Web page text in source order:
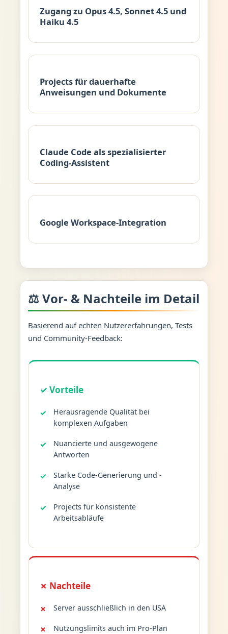
Zugang zu Opus 4.5, Sonnet 4.5 und
Haiku 4.5
Projects für dauerhafte
Anweisungen und Dokumente
Claude Code als spezialisierter
Coding-Assistent
Google Workspace-Integration
⚖️ Vor- & Nachteile im Detail
Basierend auf echten Nutzererfahrungen, Tests
und Community-Feedback:
✓ Vorteile
Herausragende Qualität bei
komplexen Aufgaben
Nuancierte und ausgewogene
Antworten
Starke Code-Generierung und -
Analyse
Projects für konsistente
Arbeitsabläufe
✗ Nachteile
Server ausschließlich in den USA
Nutzungslimits auch im Pro-Plan